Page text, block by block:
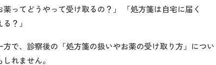
薬ってどうやって受け取るの？」 「処方箋は自宅に届く
？」
で、診察後の「処方箋の扱いやお薬の受け取り方」につい
れません。